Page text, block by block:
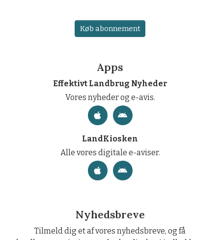
Køb abonnement
Apps
Effektivt Landbrug Nyheder
Vores nyheder og e-avis.
LandKiosken
Alle vores digitale e-aviser.
Nyhedsbreve
Tilmeld dig et af vores nyhedsbreve, og få